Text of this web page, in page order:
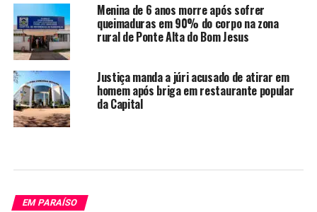
Menina de 6 anos morre após sofrer
queimaduras em 90% do corpo na zona
rural de Ponte Alta do Bom Jesus
Justiça manda a júri acusado de atirar em
homem após briga em restaurante popular
da Capital
EM PARAÍSO